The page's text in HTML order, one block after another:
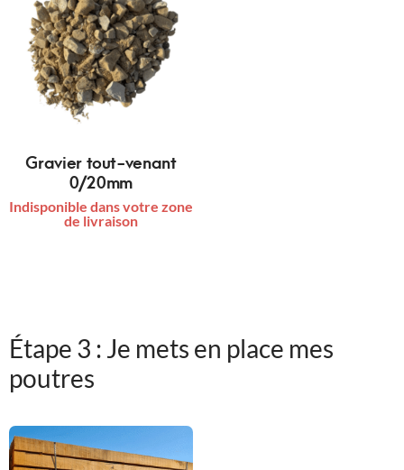
Gravier tout-venant
0/20mm
Indisponible dans votre zone
de livraison
Étape 3 : Je mets en place mes
poutres